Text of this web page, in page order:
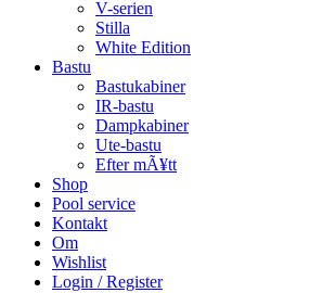
V-serien
Stilla
White Edition
Bastu
Bastukabiner
IR-bastu
Dampkabiner
Ute-bastu
Efter mÃ¥tt
Shop
Pool service
Kontakt
Om
Wishlist
Login / Register